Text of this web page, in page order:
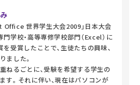
世界学生大会2009」日本大会
門学校・高等専修学校部門（Excel）に
受賞したことで、生徒たちの興味、
ました。
ねるごとに、受験を希望する学生の
す。それに伴い、現在はパソコンが